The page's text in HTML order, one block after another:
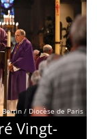
/ Diocèse de Paris
Vingt-